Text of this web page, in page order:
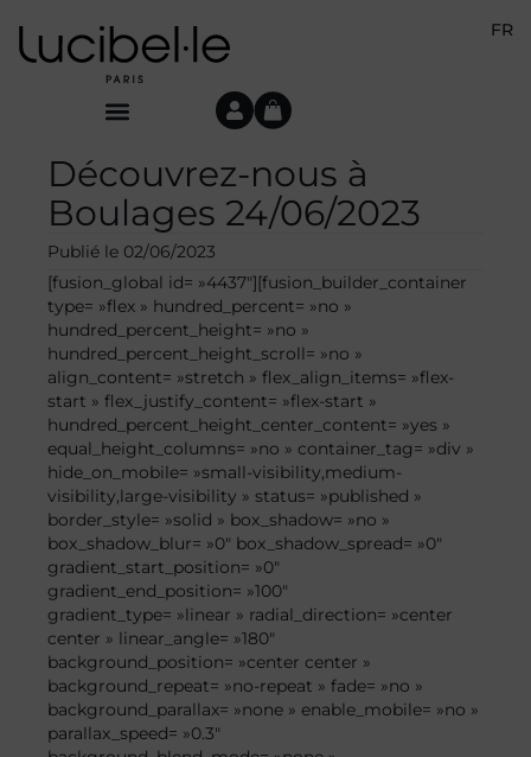
FR
Découvrez-nous à
Boulages 24/06/2023
Publié le 02/06/2023
[fusion_global id= »4437″][fusion_builder_container
type= »flex » hundred_percent= »no »
hundred_percent_height= »no »
hundred_percent_height_scroll= »no »
align_content= »stretch » flex_align_items= »flex-
start » flex_justify_content= »flex-start »
hundred_percent_height_center_content= »yes »
equal_height_columns= »no » container_tag= »div »
hide_on_mobile= »small-visibility,medium-
visibility,large-visibility » status= »published »
border_style= »solid » box_shadow= »no »
box_shadow_blur= »0″ box_shadow_spread= »0″
gradient_start_position= »0″
gradient_end_position= »100″
gradient_type= »linear » radial_direction= »center
center » linear_angle= »180″
background_position= »center center »
background_repeat= »no-repeat » fade= »no »
background_parallax= »none » enable_mobile= »no »
parallax_speed= »0.3″